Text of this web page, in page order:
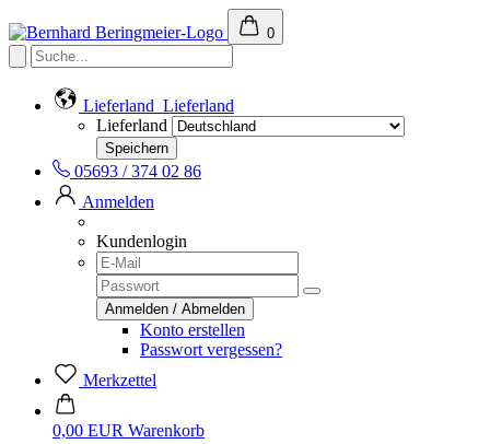
0
Lieferland Lieferland
Lieferland
05693 / 374 02 86
Anmelden
Kundenlogin
Konto erstellen
Passwort vergessen?
Merkzettel
0,00 EUR Warenkorb